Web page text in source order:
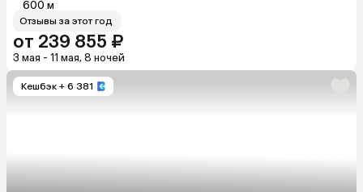
600 м
Отзывы за этот год
от 239 855 ₽
3 мая - 11 мая, 8 ночей
Кешбэк + 6 381